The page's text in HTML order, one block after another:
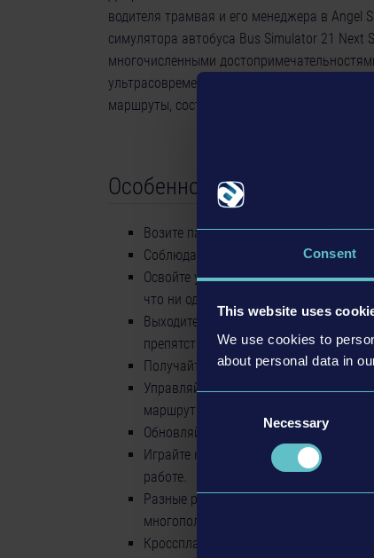
Consent
This website uses
We use cookies to
about personal data in
Necessary
водителя трамвая и его менеджера в Angel
симулятора автобуса Bus Simulator 21 Next
многочисленными
ультрасовременных изящных машин до
маршруты, составляйте расписание и
Особенности
Возите пассажиров по Angel Shores и
Соблюдайте правила дорожного
Освойте уникальное управление:
что ни одна поездка не похожа на
Выходите на маршрут при разных
препятствиями на дорогах.
Получайте прибыль за успешное
Управляйте своей компанией:
маршрутную сеть.
Обновляйте и расширяйте парк
Играйте как вам нравится: начните с
работе.
Разные режимы игры: сюжетный,
многопользовательской игры.
Кроссплатформенная